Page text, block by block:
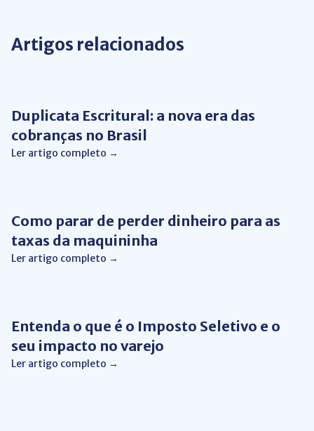
Artigos relacionados
Duplicata Escritural: a nova era das
cobranças no Brasil
Ler artigo completo →
Como parar de perder dinheiro para as
taxas da maquininha
Ler artigo completo →
Entenda o que é o Imposto Seletivo e o
seu impacto no varejo
Ler artigo completo →